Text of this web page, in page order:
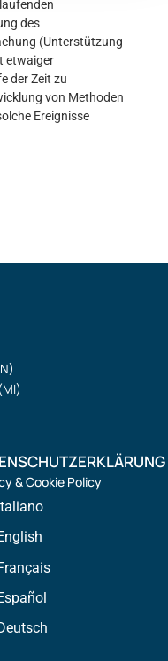
des
(Unterstützung
etwaiger
der Zeit zu
von Methoden
Ereignisse
& Cookie Policy
Italiano